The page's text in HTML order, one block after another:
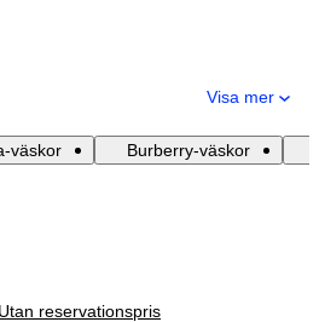
Visa mer
väskor Burberry-väskor
Utan reservationspris